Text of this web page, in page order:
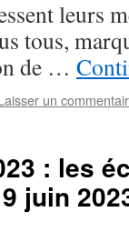
leurs
tous,
de …
un
: les
juin